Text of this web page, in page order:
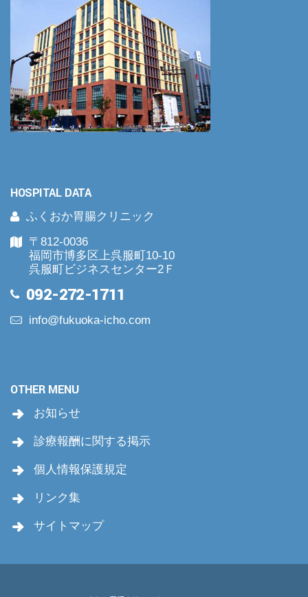
HOSPITAL DATA
ふくおか胃腸クリニック
〒812-0036
福岡市博多区上呉服町10-10
呉服町ビジネスセンター2Ｆ
092-272-1711
info@fukuoka-icho.com
OTHER MENU
お知らせ
診療報酬に関する掲示
個人情報保護規定
リンク集
サイトマップ